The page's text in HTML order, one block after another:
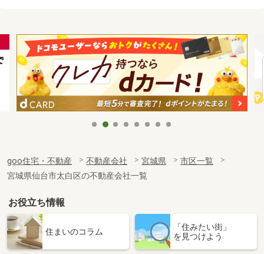
goo住宅・不動産 不動産会社 宮城県
市区一覧
宮城県仙台市太白区の不動産会社一覧
お役立ち情報
住まいのコラム
「住みたい街」
を見つけよう